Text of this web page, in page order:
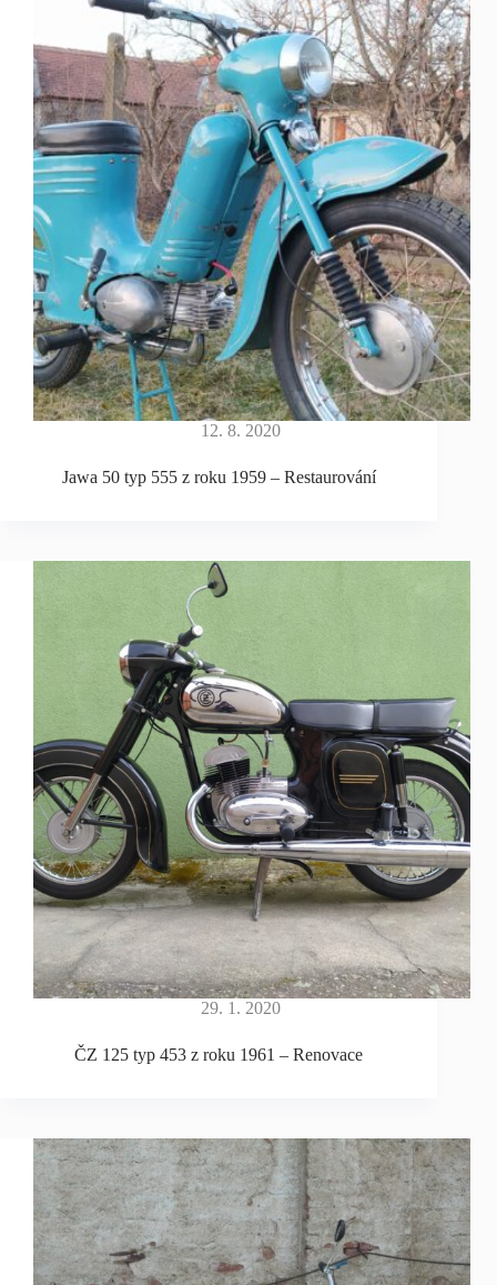
12. 8. 2020
Jawa 50 typ 555 z roku 1959 – Restaurování
29. 1. 2020
ČZ 125 typ 453 z roku 1961 – Renovace